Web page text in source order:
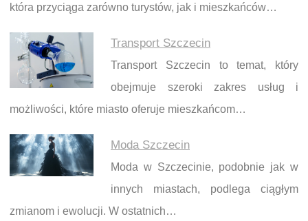
która przyciąga zarówno turystów, jak i mieszkańców…
Transport Szczecin
Transport Szczecin to temat, który
obejmuje szeroki zakres usług i
możliwości, które miasto oferuje mieszkańcom…
Moda Szczecin
Moda w Szczecinie, podobnie jak w
innych miastach, podlega ciągłym
zmianom i ewolucji. W ostatnich…